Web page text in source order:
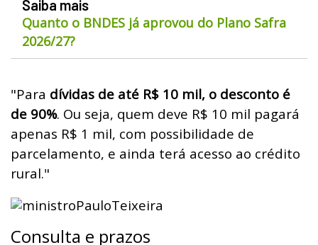
Saiba mais
Quanto o BNDES já aprovou do Plano Safra
2026/27?
"Para dívidas de até R$ 10 mil, o desconto é
de 90%. Ou seja, quem deve R$ 10 mil pagará
apenas R$ 1 mil, com possibilidade de
parcelamento, e ainda terá acesso ao crédito
rural."
Consulta e prazos